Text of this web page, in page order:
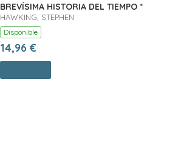
BREVÍSIMA HISTORIA DEL TIEMPO *
HAWKING, STEPHEN
Disponible
14,96 €